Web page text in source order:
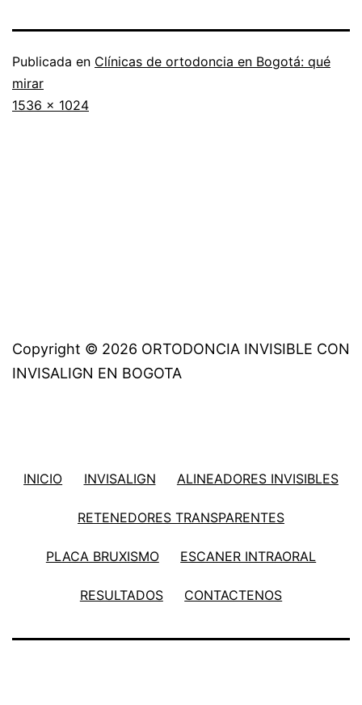
Publicada en Clínicas de ortodoncia en Bogotá: qué
mirar
Tamaño
1536 × 1024
Copyright © 2026 ORTODONCIA INVISIBLE CON
INVISALIGN EN BOGOTA
INICIO INVISALIGN ALINEADORES INVISIBLES
RETENEDORES TRANSPARENTES
PLACA BRUXISMO ESCANER INTRAORAL
RESULTADOS CONTACTENOS